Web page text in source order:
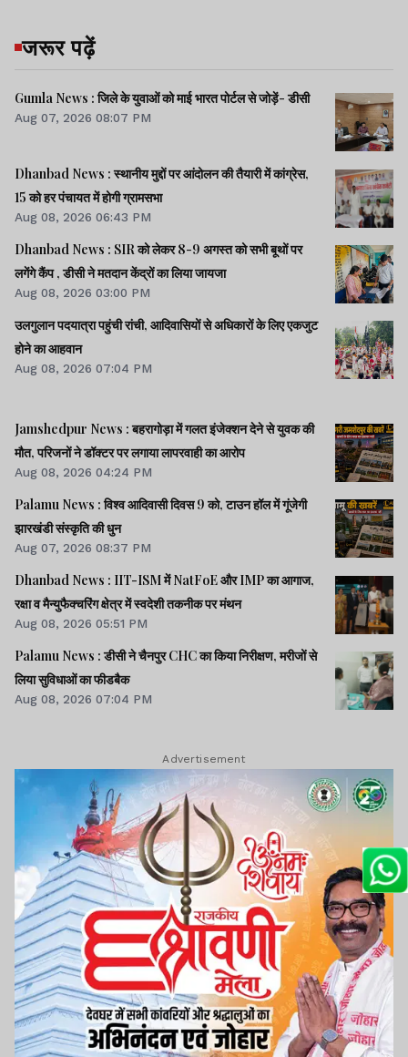
जरूर पढ़ें
Gumla News : जिले के युवाओं को माई भारत पोर्टल से जोड़ें- डीसी
Aug 07, 2026 08:07 PM
Dhanbad News : स्थानीय मुद्दों पर आंदोलन की तैयारी में कांग्रेस,
15 को हर पंचायत में होगी ग्रामसभा
Aug 08, 2026 06:43 PM
Dhanbad News : SIR को लेकर 8-9 अगस्त को सभी बूथों पर
लगेंगे कैंप , डीसी ने मतदान केंद्रों का लिया जायजा
Aug 08, 2026 03:00 PM
उलगुलान पदयात्रा पहुंची रांची, आदिवासियों से अधिकारों के लिए एकजुट
होने का आहवान
Aug 08, 2026 07:04 PM
Jamshedpur News : बहरागोड़ा में गलत इंजेक्शन देने से युवक की
मौत, परिजनों ने डॉक्टर पर लगाया लापरवाही का आरोप
Aug 08, 2026 04:24 PM
Palamu News : विश्व आदिवासी दिवस 9 को, टाउन हॉल में गूंजेगी
झारखंडी संस्कृति की धुन
Aug 07, 2026 08:37 PM
Dhanbad News : IIT-ISM में NatFoE और IMP का आगाज,
रक्षा व मैन्युफैक्चरिंग क्षेत्र में स्वदेशी तकनीक पर मंथन
Aug 08, 2026 05:51 PM
Palamu News : डीसी ने चैनपुर CHC का किया निरीक्षण, मरीजों से
लिया सुविधाओं का फीडबैक
Aug 08, 2026 07:04 PM
Advertisement